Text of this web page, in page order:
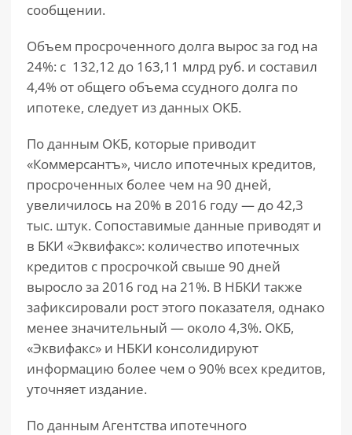
сообщении.
Объем просроченного долга вырос за год на
24%: с 132,12 до 163,11 млрд руб. и составил
4,4% от общего объема ссудного долга по
ипотеке, следует из данных ОКБ.
По данным ОКБ, которые приводит
«Коммерсантъ», число ипотечных кредитов,
просроченных более чем на 90 дней,
увеличилось на 20% в 2016 году — до 42,3
тыс. штук. Сопоставимые данные приводят и
в БКИ «Эквифакс»: количество ипотечных
кредитов с просрочкой свыше 90 дней
выросло за 2016 год на 21%. В НБКИ также
зафиксировали рост этого показателя, однако
менее значительный — около 4,3%. ОКБ,
«Эквифакс» и НБКИ консолидируют
информацию более чем о 90% всех кредитов,
уточняет издание.
По данным Агентства ипотечного